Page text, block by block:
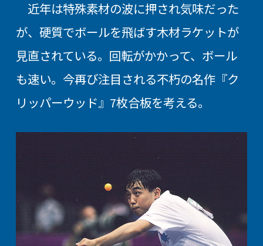
近年は特殊素材の波に押され気味だった
が、硬質でボールを飛ばす木材ラケットが
見直されている。回転がかかって、ボール
も速い。今再び注目される不朽の名作『ク
リッパーウッド』7枚合板を考える。